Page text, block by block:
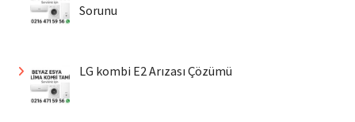
Sorunu
LG kombi E2 Arızası Çözümü